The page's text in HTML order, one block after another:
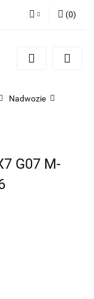
się
(0)
Nadwozie
G07 M-